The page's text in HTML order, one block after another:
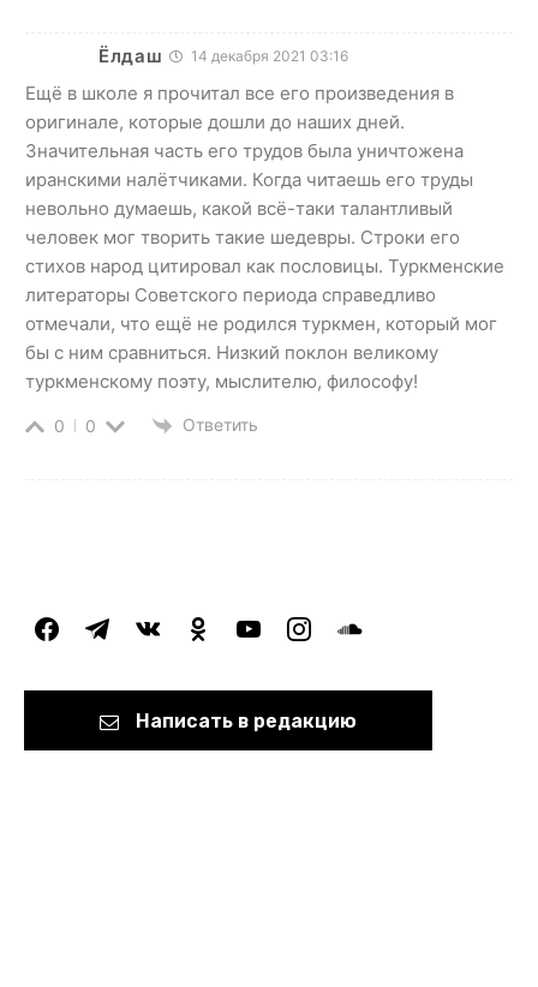
Ёлдаш 14 декабря 2021 03:16
Ещё в школе я прочитал все его произведения в
оригинале, которые дошли до наших дней.
Значительная часть его трудов была уничтожена
иранскими налётчиками. Когда читаешь его труды
невольно думаешь, какой всё-таки талантливый
человек мог творить такие шедевры. Строки его
стихов народ цитировал как пословицы. Туркменские
литераторы Советского периода справедливо
отмечали, что ещё не родился туркмен, который мог
бы с ним сравниться. Низкий поклон великому
туркменскому поэту, мыслителю, философу!
0 0 Ответить
facebooktelegramvkontakteodnoklassniki
youtubeinstagramsoundcloud
Написать в редакцию